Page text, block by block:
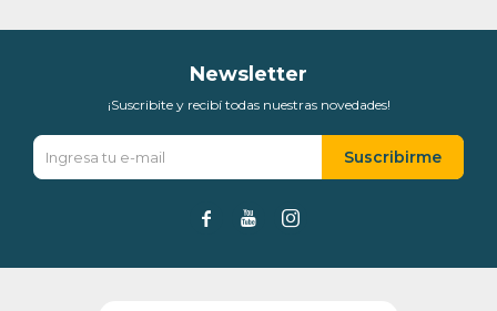
Newsletter
¡Suscribite y recibí todas nuestras novedades!
Suscribirme
  